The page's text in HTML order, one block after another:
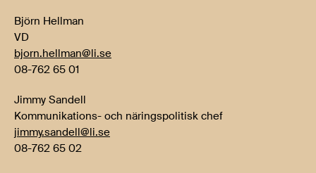
Björn Hellman
VD
bjorn.hellman@li.se
08-762 65 01
Jimmy Sandell
Kommunikations- och näringspolitisk chef
jimmy.sandell@li.se
08-762 65 02